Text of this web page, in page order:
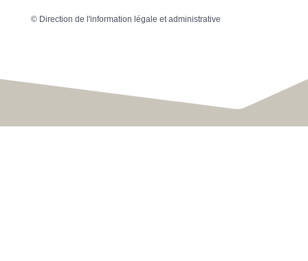
© Direction de l'information légale et administrative